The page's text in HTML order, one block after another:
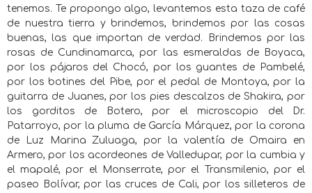
tenemos. Te propongo algo, levantemos esta taza de café
de nuestra tierra y brindemos, brindemos por las cosas
buenas, las que importan de verdad. Brindemos por las
rosas de Cundinamarca, por las esmeraldas de Boyaca,
por los pájaros del Chocó, por los guantes de Pambelé,
por los botines del Pibe, por el pedal de Montoya, por la
guitarra de Juanes, por los pies descalzos de Shakira, por
los gorditos de Botero, por el microscopio del Dr.
Patarroyo, por la pluma de García Márquez, por la corona
de Luz Marina Zuluaga, por la valentía de Omaira en
Armero, por los acordeones de Valledupar, por la cumbia y
el mapalé, por el Monserrate, por el Transmilenio, por el
paseo Bolívar, por las cruces de Cali, por los silleteros de